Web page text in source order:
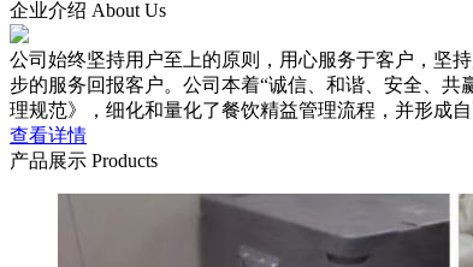
企业介绍 About Us
公司始终坚持用户至上的原则，用心服务于客户，坚
步的服务回报客户。公司本着“诚信、和谐、安全、
理规范》，细化和量化了餐饮精益管理流程，并形成
查看详情
产品展示 Products